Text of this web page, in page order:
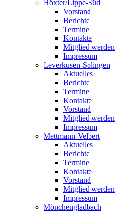
Höxter/Lippe-Süd
Vorstand
Berichte
Termine
Kontakte
Mitglied werden
Impressum
Leverkusen-Solingen
Aktuelles
Berichte
Termine
Kontakte
Vorstand
Mitglied werden
Impressum
Mettmann-Velbert
Aktuelles
Berichte
Termine
Kontakte
Vorstand
Mitglied werden
Impressum
Mönchengladbach